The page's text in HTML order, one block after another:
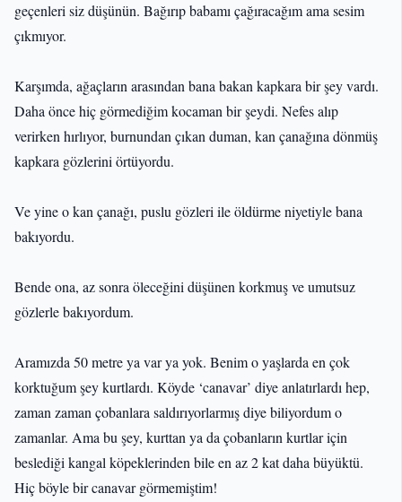
geçenleri siz düşünün. Bağırıp babamı çağıracağım ama sesim
çıkmıyor.
Karşımda, ağaçların arasından bana bakan kapkara bir şey vardı.
Daha önce hiç görmediğim kocaman bir şeydi. Nefes alıp
verirken hırlıyor, burnundan çıkan duman, kan çanağına dönmüş
kapkara gözlerini örtüyordu.
Ve yine o kan çanağı, puslu gözleri ile öldürme niyetiyle bana
bakıyordu.
Bende ona, az sonra öleceğini düşünen korkmuş ve umutsuz
gözlerle bakıyordum.
Aramızda 50 metre ya var ya yok. Benim o yaşlarda en çok
korktuğum şey kurtlardı. Köyde ‘canavar’ diye anlatırlardı hep,
zaman zaman çobanlara saldırıyorlarmış diye biliyordum o
zamanlar. Ama bu şey, kurttan ya da çobanların kurtlar için
beslediği kangal köpeklerinden bile en az 2 kat daha büyüktü.
Hiç böyle bir canavar görmemiştim!